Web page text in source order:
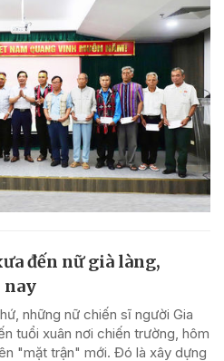
đến nữ già làng,
nay
những nữ chiến sĩ người Gia
tuổi xuân nơi chiến trường, hôm
"mặt trận" mới. Đó là xây dựng